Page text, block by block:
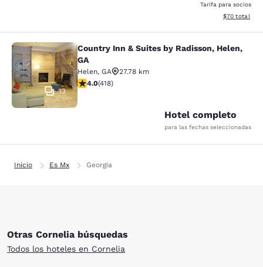
Tarifa para socios
Ver detalles
$70 total
Country Inn & Suites by Radisson,
13
Country Inn & Suites by Radisson, Helen,
GA
Helen, GA
27.78 km
calificación de 4.02 estrellas. Muy bueno. 418 reseñas
4.0(418)
Hotel completo
para las fechas seleccionadas
Inicio Es Mx Georgia
Otras Cornelia búsquedas
Todos los hoteles en Cornelia